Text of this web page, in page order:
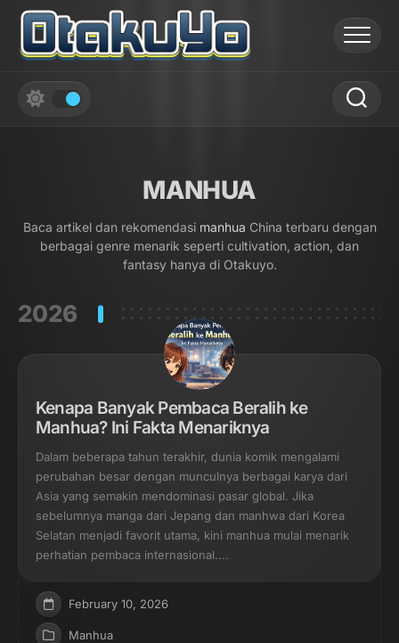
Skip
content
MANHUA
Baca artikel dan rekomendasi manhua China terbaru dengan
berbagai genre menarik seperti cultivation, action, dan
fantasy hanya di Otakuyo.
2026
Kenapa Banyak Pembaca Beralih ke
Manhua? Ini Fakta Menariknya
Dalam beberapa tahun terakhir, dunia komik mengalami
perubahan besar dengan munculnya berbagai karya dari
Asia yang semakin mendominasi pasar global. Jika
sebelumnya manga dari Jepang dan manhwa dari Korea
Selatan menjadi favorit utama, kini manhua mulai menarik
perhatian pembaca internasional....
February 10, 2026
Manhua